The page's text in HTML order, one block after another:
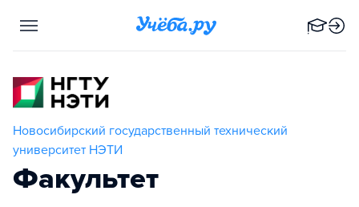
Новосибирский государственный технический
университет НЭТИ
Факультет